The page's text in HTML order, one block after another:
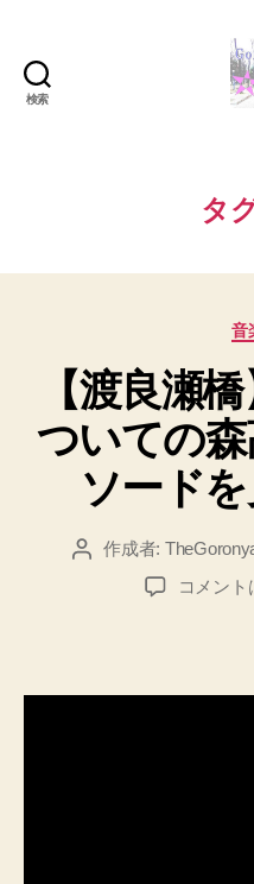
検索
タ
音
【渡良瀬
ついての
ソード
投 作成者:
【渡
と
コメント